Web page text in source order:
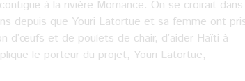
à la rivière Momance. On se croirait dans
depuis que Youri Latortue et sa femme ont
d’œufs et de poulets de chair, d’aider Haïti à
le porteur du projet, Youri Latortue,